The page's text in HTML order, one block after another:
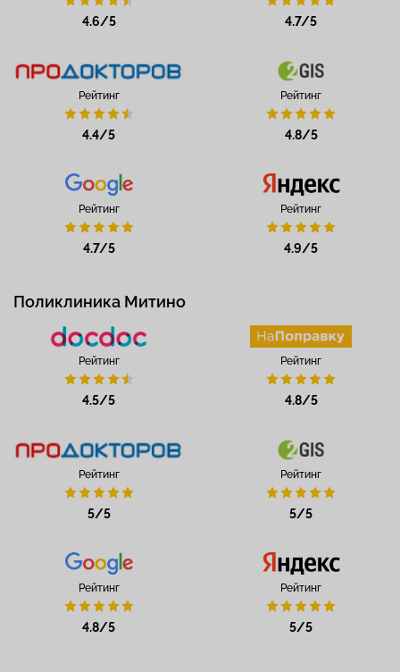
4.6/5 4.7/5
Рейтинг
4.4/5
Рейтинг
4.8/5
Рейтинг
4.7/5
Рейтинг
4.9/5
Поликлиника Митино
Рейтинг
4.5/5
Рейтинг
4.8/5
Рейтинг
5/5
Рейтинг
5/5
Рейтинг
4.8/5
Рейтинг
5/5